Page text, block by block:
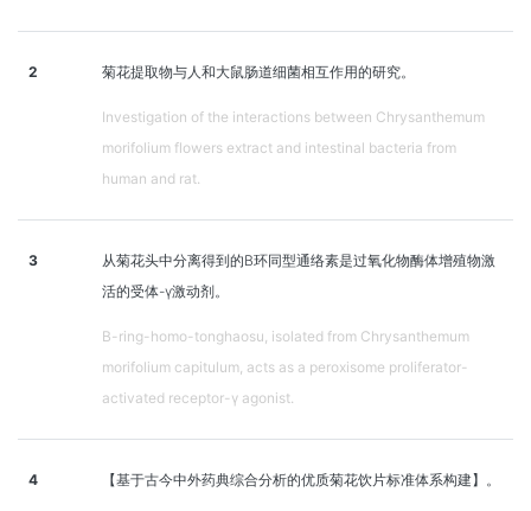
2 菊花提取物与人和大鼠肠道细菌相互作用的研究。
Investigation of the interactions between Chrysanthemum
morifolium flowers extract and intestinal bacteria from
human and rat.
3
从菊花头中分离得到的B环同型通络素是过氧化物酶体增殖物激
活的受体-γ激动剂。
B-ring-homo-tonghaosu, isolated from Chrysanthemum
morifolium capitulum, acts as a peroxisome proliferator-
activated receptor-γ agonist.
4 【基于古今中外药典综合分析的优质菊花饮片标准体系构建】。